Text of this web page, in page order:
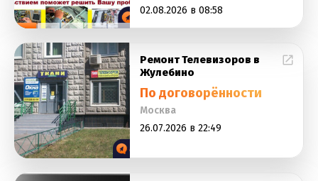
02.08.2026 в 08:58
Ремонт Телевизоров в
Жулебино
По договорённости
Москва
26.07.2026 в 22:49